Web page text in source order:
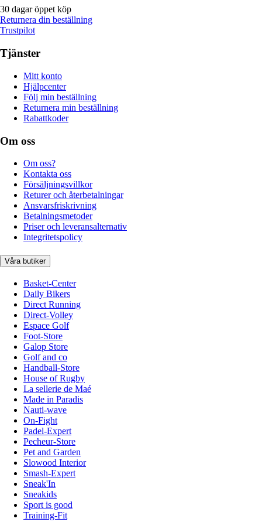
30 dagar öppet köp
Returnera din beställning
Trustpilot
Tjänster
Mitt konto
Hjälpcenter
Följ min beställning
Returnera min beställning
Rabattkoder
Om oss
Om oss?
Kontakta oss
Försäljningsvillkor
Returer och återbetalningar
Ansvarsfriskrivning
Betalningsmetoder
Priser och leveransalternativ
Integritetspolicy
Våra butiker
Basket-Center
Daily Bikers
Direct Running
Direct-Volley
Espace Golf
Foot-Store
Galop Store
Golf and co
Handball-Store
House of Rugby
La sellerie de Maé
Made in Paradis
Nauti-wave
On-Fight
Padel-Expert
Pecheur-Store
Pet and Garden
Slowood Interior
Smash-Expert
Sneak'In
Sneakids
Sport is good
Training-Fit